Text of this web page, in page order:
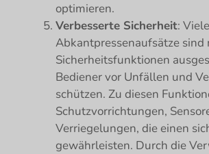
optimieren.
Verbesserte Sicherheit: Viele
Abkantpressenaufsätze sind
Sicherheitsfunktionen
Bediener vor Unfällen und
schützen. Zu diesen
Schutzvorrichtungen,
Verriegelungen, die einen
gewährleisten. Durch die